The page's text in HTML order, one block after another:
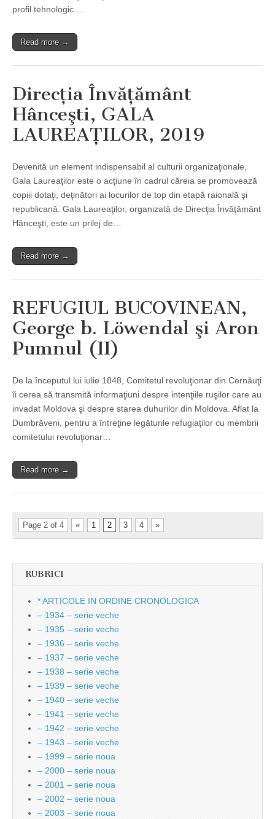
profil tehnologic.…
Read more →
Direcţia Învăţământ
Hânceşti, GALA
LAUREAŢILOR, 2019
Devenită un element indispensabil al culturii organizaţionale,
Gala Laureaţilor este o acţiune în cadrul căreia se promovează
copiii dotaţi, deţinători ai locurilor de top din etapă raională şi
republicană. Gala Laureaţilor, organizată de Direcţia Învăţământ
Hânceşti, este un prilej de…
Read more →
REFUGIUL BUCOVINEAN,
George b. Löwendal şi Aron
Pumnul (II)
De la începutul lui iulie 1848, Comitetul revoluţionar din Cernăuţi
îi cerea să transmită informaţiuni despre intenţiile ruşilor care au
invadat Moldova şi despre starea duhurilor din Moldova. Aflat la
Dumbrăveni, pentru a întreţine legăturile refugiaţilor cu membrii
comitetului revoluţionar…
Read more →
Page 2 of 4 « 1 2 3 4 »
RUBRICI
* ARTICOLE IN ORDINE CRONOLOGICA
– 1934 – serie veche
– 1935 – serie veche
– 1936 – serie veche
– 1937 – serie veche
– 1938 – serie veche
– 1939 – serie veche
– 1940 – serie veche
– 1941 – serie veche
– 1942 – serie veche
– 1943 – serie veche
– 1999 – serie noua
– 2000 – serie noua
– 2001 – serie noua
– 2002 – serie noua
– 2003 – serie noua